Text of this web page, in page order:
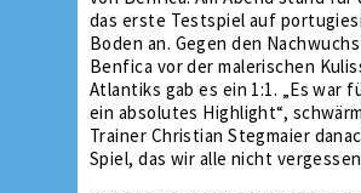
das erste Testspiel auf
Boden an. Gegen den
Benfica vor der malerischen
Atlantiks gab es ein 1:1. „Es war
ein absolutes Highlight“,
Trainer Christian Stegmaier
Spiel, das wir alle nicht